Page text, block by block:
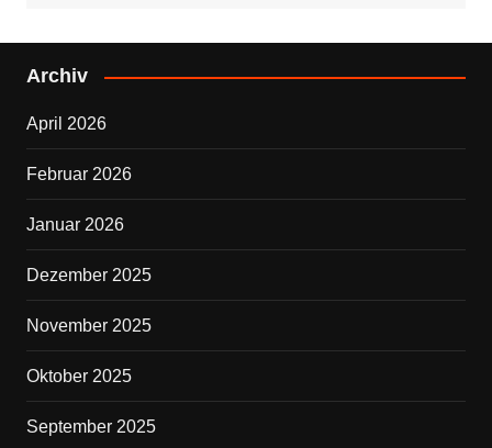
c
e
o
o
k
tt
er
Archiv
April 2026
Februar 2026
Januar 2026
Dezember 2025
November 2025
Oktober 2025
September 2025